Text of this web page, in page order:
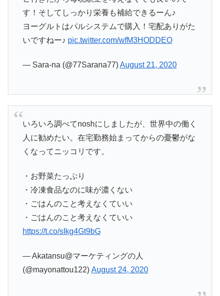
す！そしてしっかり栄養も補給できるーん♪
ヨーグルトはパルシステムで購入！宅配ありがた
いですねー♪ pic.twitter.com/wfM3HODDEO
— Sara-na (@77Sarana77)August 21, 2020
いろいろ調べてnoshにしましたが、世界中の働く
人に勧めたい。在宅勤務始まってからの憂鬱がな
くなってニッコリです。
・お野菜たっぷり
・冷凍食品なのに味が濃くない
・ごはんのこと考えなくていい
・ごはんのこと考えなくていい
https://t.co/sIkg4Gt9bG
— Akatansu@マーケティングの人
(@mayonattou122) August 24, 2020